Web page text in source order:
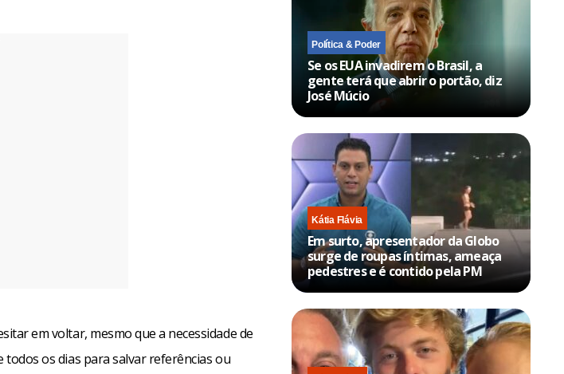
em voltar, mesmo que a necessidade de
todos os dias para salvar referências ou
Política & Poder
Se os EUA invadirem o Brasil, a
gente terá que abrir o portão, diz
José Múcio
Kátia Flávia
Em surto, apresentador da Globo
surge de roupas íntimas, ameaça
pedestres e é contido pela PM